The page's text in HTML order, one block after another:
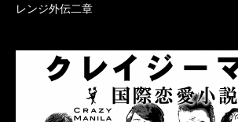
レンジ外伝二章